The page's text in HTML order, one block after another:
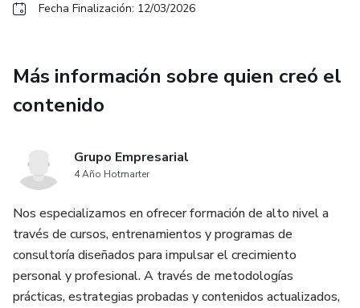
Fecha Finalización: 12/03/2026
Más información sobre quien creó el
contenido
Grupo Empresarial
4 Año Hotmarter
Nos especializamos en ofrecer formación de alto nivel a
través de cursos, entrenamientos y programas de
consultoría diseñados para impulsar el crecimiento
personal y profesional. A través de metodologías
prácticas, estrategias probadas y contenidos actualizados,